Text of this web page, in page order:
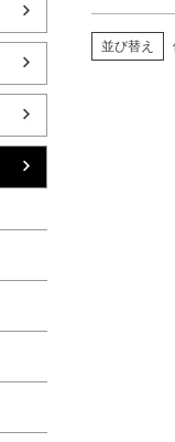
並び替え